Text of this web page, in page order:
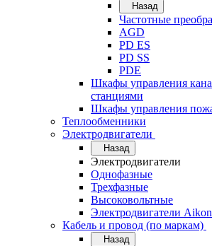
Назад
Частотные
AGD
PD ES
PD SS
PDE
Шкафы управления
станциями
Шкафы управления
Теплообменники
Электродвигатели
Назад
Электродвигатели
Однофазные
Трехфазные
Высоковольтные
Электродвигатели Aikon
Кабель и провод (по маркам)
Назад